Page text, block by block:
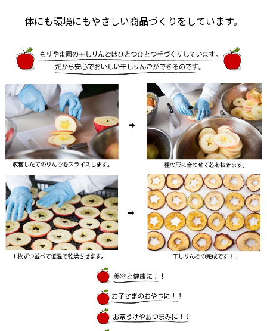
体にも環境にもやさしい商品づくりをしています。